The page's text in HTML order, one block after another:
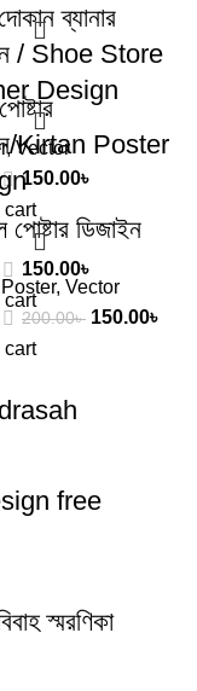
ব্যানার
/ Shoe Store
Design
,Vector
150.00৳
cart
Kirtan Poster
150.00৳
cart
পোষ্টার ডিজাইন
, Vector
200.00৳ 150.00৳
cart
free
স্মরণিকা